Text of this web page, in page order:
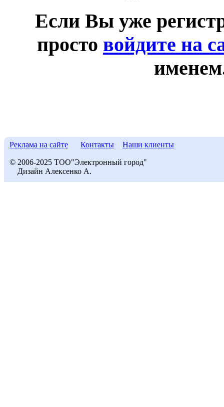
Если Вы уже
просто войдите на
Реклама на сайте Контакты Наши клиенты
© 2006-2025 ТОО"Электронный город"
Дизайн Алексенко А.